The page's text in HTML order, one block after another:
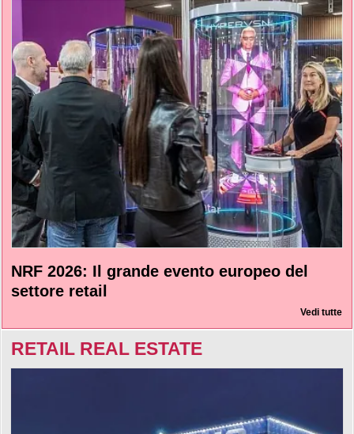
NRF 2026: Il grande evento europeo del
settore retail
Vedi tutte
RETAIL REAL ESTATE